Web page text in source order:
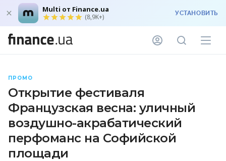
Multi от Finance.ua
(8,9K+) УСТАНОВИТЬ
ПРОМО
Открытие фестиваля
Французская весна: уличный
воздушно-акрабатический
перфоманс на Cофийской
площади